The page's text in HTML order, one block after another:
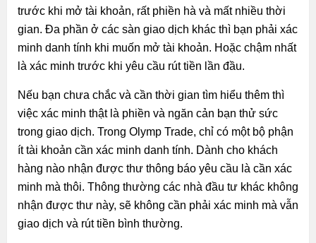
trước khi mở tài khoản, rất phiền hà và mất nhiều thời
gian. Đa phần ở các sàn giao dịch khác thì bạn phải xác
minh danh tính khi muốn mở tài khoản. Hoặc chậm nhất
là xác minh trước khi yêu cầu rút tiền lần đầu.
Nếu bạn chưa chắc và cần thời gian tìm hiểu thêm thì
việc xác minh thật là phiền và ngăn cản bạn thử sức
trong giao dịch. Trong Olymp Trade, chỉ có một bộ phận
ít tài khoản cần xác minh danh tính. Dành cho khách
hàng nào nhận được thư thông báo yêu cầu là cần xác
minh mà thôi. Thông thường các nhà đầu tư khác không
nhận được thư này, sẽ không cần phải xác minh mà vẫn
giao dịch và rút tiền bình thường.